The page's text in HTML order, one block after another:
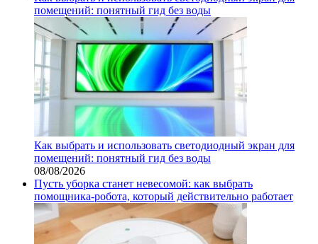
помещений: понятный гид без воды
Как выбрать и использовать светодиодный экран для
помещений: понятный гид без воды
08/08/2026
Пусть уборка станет невесомой: как выбрать
помощника‑робота, который действительно работает